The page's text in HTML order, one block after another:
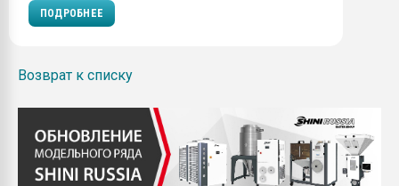
ПОДРОБНЕЕ
Возврат к списку